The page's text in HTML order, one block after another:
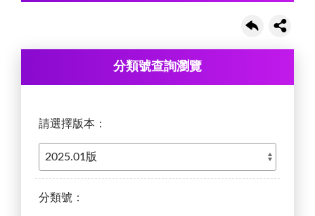
分類號查詢瀏覽
請選擇版本：
分類號：